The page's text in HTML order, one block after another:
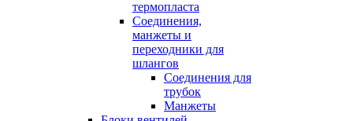
термопласта
Соединения,
манжеты и
переходники для
шлангов
Соединения для
трубок
Манжеты